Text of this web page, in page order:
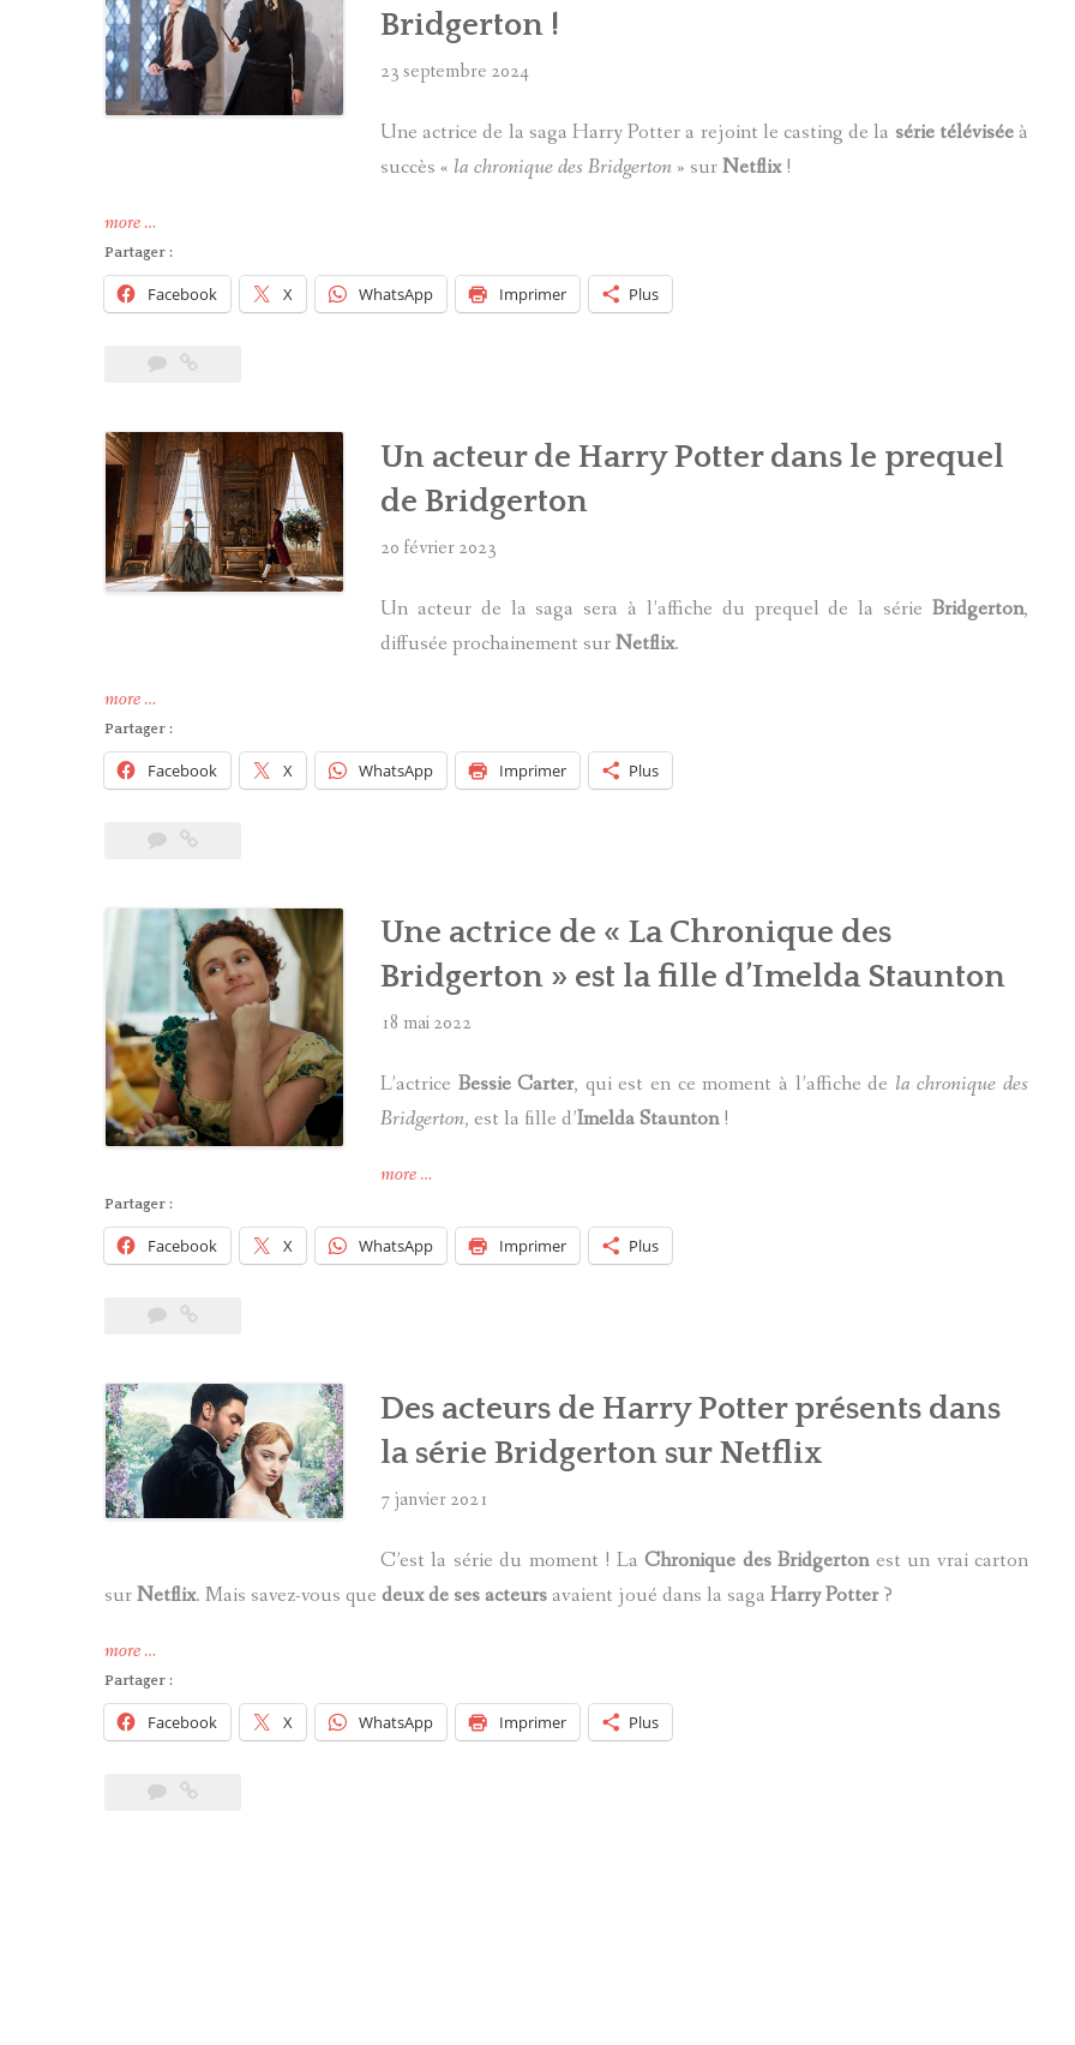
Bridgerton !
23 septembre 2024
Une actrice de la saga Harry Potter a rejoint le casting de la série téléviséeà
succès « la chronique des Bridgerton » surNetflix!
more« Une
actrice
de
Harry
au
Bridgerton
! »
…
Partager :
Facebook X WhatsApp Imprimer Plus
Un acteur de Harry Potter dans le prequel
de Bridgerton
20 février 2023
Un acteur de la saga sera à l’affiche du prequel de la série Bridgerton,
diffusée prochainement surNetflix.
more« Un
acteur
de
Harry
dans
Bridgerton »
…
Partager :
Facebook X WhatsApp Imprimer Plus
Une actrice de « La Chronique des
Bridgerton » est la fille d’Imelda Staunton
18 mai 2022
L’actrice Bessie Carter, qui est en ce moment à l’affiche de la chronique des
Bridgerton, est la fille d’Imelda Staunton!
more« Une
de
«
est
fille
d’Imelda
…
Partager :
Facebook X WhatsApp Imprimer Plus
Des acteurs de Harry Potter présents dans
la série Bridgerton sur Netflix
7 janvier 2021
C’est la série du moment ! LaChronique des Bridgertonest un vrai carton
surNetflix. Mais savez-vous que deux de ses acteursavaient joué dans la saga Harry Potter?
more« Des
acteurs
de
Harry
présents
…
Partager :
Facebook X WhatsApp Imprimer Plus